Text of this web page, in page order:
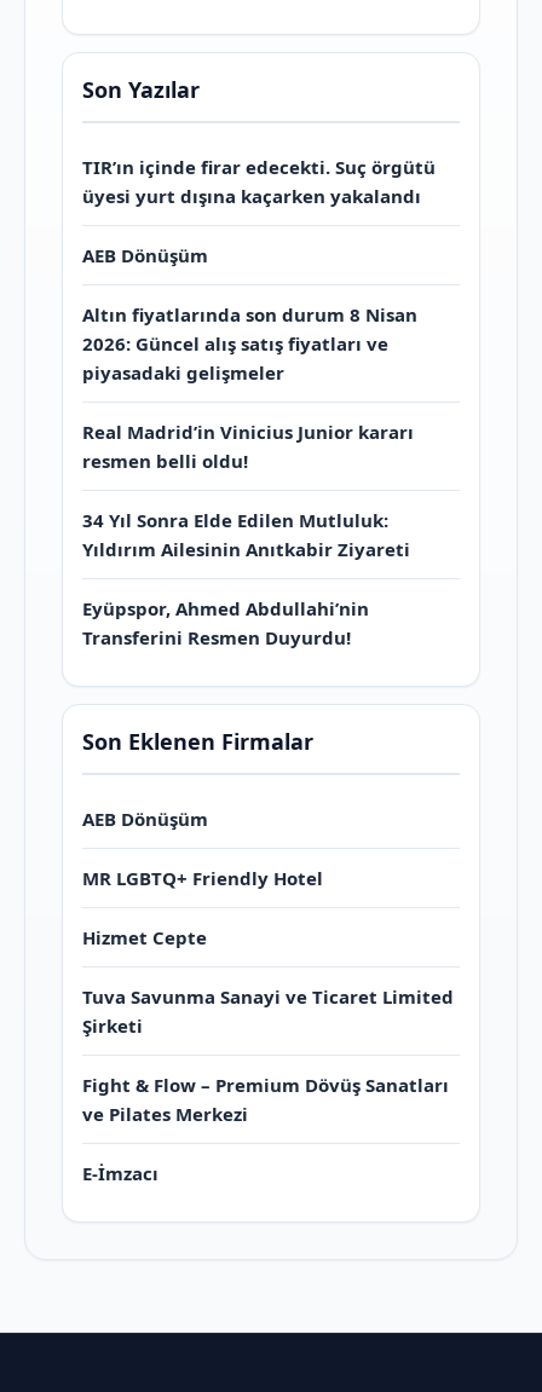
Son Yazılar
TIR’ın içinde firar edecekti. Suç örgütü
üyesi yurt dışına kaçarken yakalandı
AEB Dönüşüm
Altın fiyatlarında son durum 8 Nisan
2026: Güncel alış satış fiyatları ve
piyasadaki gelişmeler
Real Madrid’in Vinicius Junior kararı
resmen belli oldu!
34 Yıl Sonra Elde Edilen Mutluluk:
Yıldırım Ailesinin Anıtkabir Ziyareti
Eyüpspor, Ahmed Abdullahi’nin
Transferini Resmen Duyurdu!
Son Eklenen Firmalar
AEB Dönüşüm
MR LGBTQ+ Friendly Hotel
Hizmet Cepte
Tuva Savunma Sanayi ve Ticaret Limited
Şirketi
Fight & Flow – Premium Dövüş Sanatları
ve Pilates Merkezi
E-İmzacı